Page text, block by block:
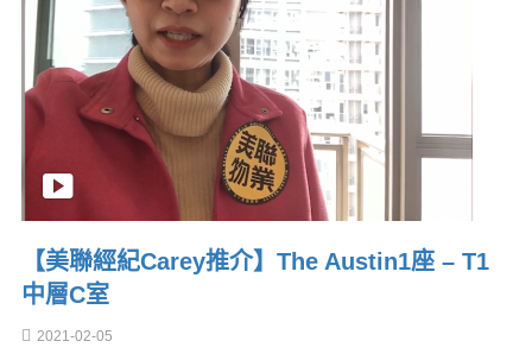
【美聯經紀Carey推介】The Austin1座 – T1
中層C室
2021-02-05